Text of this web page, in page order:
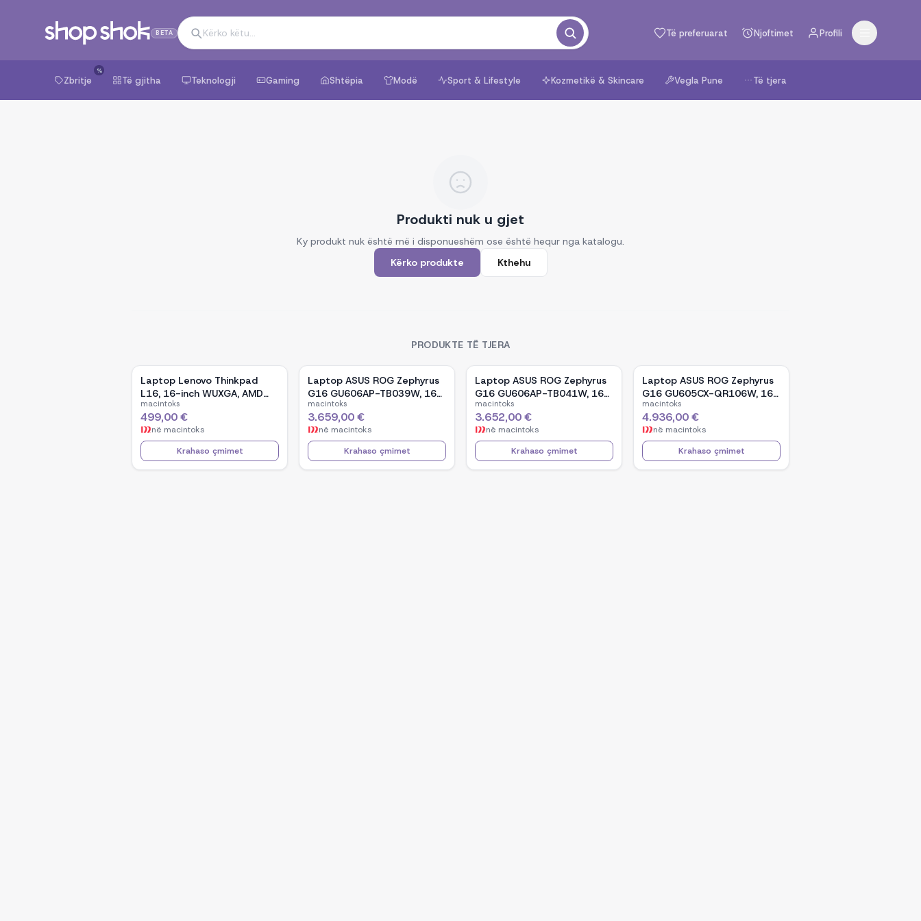
BETA Të preferuarat Njoftimet Profili
Zbritje
%
Të gjitha Teknologji Gaming Shtëpia Modë Sport & Lifestyle Kozmetikë & Skincare Vegla Pune Të tjera
Produkti nuk u gjet
Ky produkt nuk është më i disponueshëm ose është hequr nga katalogu.
Kërko produkte
Kthehu
PRODUKTE TË TJERA
Laptop Lenovo Thinkpad
L16, 16-inch WUXGA, AMD
Ryzen 5 Pro-7535U, 16GB
Ram DDR5, 512GB SSD -
Black
macintoks
499,00 €
në macintoks
Krahaso çmimet
Laptop ASUS ROG Zephyrus
G16 GU606AP-TB039W, 16-
inch OLED, Intel Core Ultra 9
386H, NVIDIA GeForce RTX
5070, 32GB RAM, 1TB SSD,
Windows 11 - White
macintoks
3.659,00 €
në macintoks
Krahaso çmimet
Laptop ASUS ROG Zephyrus
G16 GU606AP-TB041W, 16-
inch OLED, Intel Core Ultra 9
386H, NVIDIA GeForce RTX
5070, 32GB RAM, 1TB SSD,
Windows 11 - Black
macintoks
3.652,00 €
në macintoks
Krahaso çmimet
Laptop ASUS ROG Zephyrus
G16 GU605CX-QR106W, 16-
inch WQXGA OLED, Intel Core
Ultra 9 285H, NVIDIA GeForce
RTX 5090, 32GB RAM, 2TB
SSD, Windows 11 - Black
macintoks
4.936,00 €
në macintoks
Krahaso çmimet